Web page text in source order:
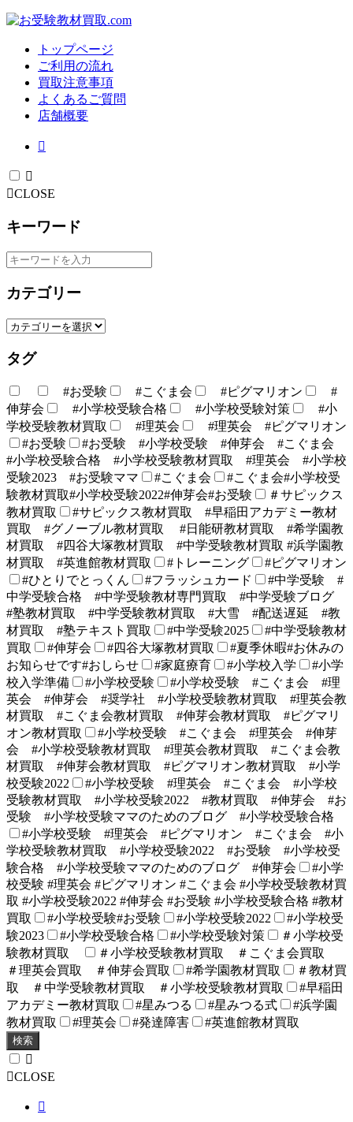
トップページ
ご利用の流れ
買取注意事項
よくあるご質問
店舗概要
CLOSE
キーワード
カテゴリー
タグ
#お受験 #こぐま会 #ピグマリオン
#
伸芽会
#小学校受験合格 #小学校受験対策
#小
学校受験教材買取
#理英会
#理英会 #ピグマリオン
#お受験
#お受験 #小学校受験 #伸芽会 #こぐま会
#小学校受験合格 #小学校受験教材買取 #理英会 #小学校
受験2023 #お受験ママ
#こぐま会
#こぐま会#小学校受
験教材買取#小学校受験2022#伸芽会#お受験
＃サピックス
教材買取
#サピックス教材買取 #早稲田アカデミー教材
買取 #グノーブル教材買取 #日能研教材買取 #希学園教
材買取 #四谷大塚教材買取 #中学受験教材買取 #浜学園教
材買取 #英進館教材買取
#トレーニング
#ピグマリオン
#ひとりでとっくん
#フラッシュカード
#中学受験 #
中学受験合格 #中学受験教材専門買取 #中学受験ブログ
#塾教材買取 #中学受験教材買取 #大雪 #配送遅延 #教
材買取 #塾テキスト買取
#中学受験2025
#中学受験教材
買取
#伸芽会 #四谷大塚教材買取
#夏季休暇#お休みの
お知らせです#おしらせ
#家庭療育 #小学校入学
#小学
校入学準備
#小学校受験
#小学校受験 #こぐま会 #理
英会 #伸芽会 #奨学社 #小学校受験教材買取 #理英会教
材買取 #こぐま会教材買取 #伸芽会教材買取 #ピグマリ
オン教材買取
#小学校受験 #こぐま会 #理英会 #伸芽
会 #小学校受験教材買取 #理英会教材買取 #こぐま会教
材買取 #伸芽会教材買取 #ピグマリオン教材買取 #小学
校受験2022
#小学校受験 #理英会 #こぐま会 #小学校
受験教材買取 #小学校受験2022 #教材買取 #伸芽会 #お
受験 #小学校受験ママのためのブログ #小学校受験合格
#小学校受験 #理英会 #ピグマリオン #こぐま会 #小
学校受験教材買取 #小学校受験2022 #お受験 #小学校受
験合格 #小学校受験ママのためのブログ #伸芽会
#小学
校受験 #理英会 #ピグマリオン #こぐま会 #小学校受験教材買
取 #小学校受験2022 #伸芽会 #お受験 #小学校受験合格 #教材
買取
#小学校受験#お受験 #小学校受験2022
#小学校受
験2023
#小学校受験合格 #小学校受験対策
＃小学校受
験教材買取
＃小学校受験教材買取 ＃こぐま会買取
＃理英会買取 ＃伸芽会買取
#希学園教材買取
＃教材買
取 ＃中学受験教材買取 ＃小学校受験教材買取
#早稲田
アカデミー教材買取
#星みつる #星みつる式
#浜学園
教材買取
#理英会 #発達障害 #英進館教材買取
検索
CLOSE